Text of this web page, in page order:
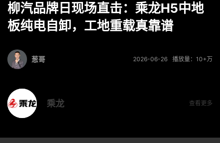
柳汽品牌日现场直击：乘龙H5中地
板纯电自卸，工地重载真靠谱
播放量：10+万
2026-06-26
葱哥
乘龙 查看更多